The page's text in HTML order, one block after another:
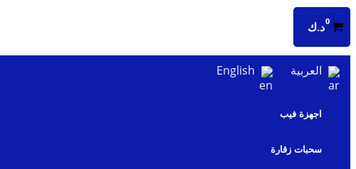
د.ك
العربية English
اجهزة فيب
سحبات زقارة